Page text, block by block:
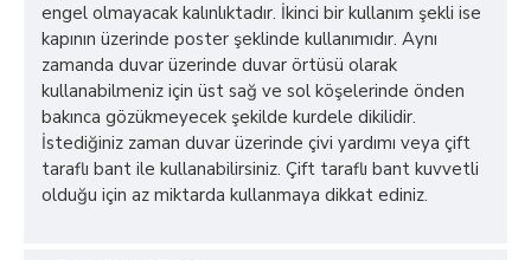
engel olmayacak kalınlıktadır. İkinci bir kullanım şekli ise
kapının üzerinde poster şeklinde kullanımıdır. Aynı
zamanda duvar üzerinde duvar örtüsü olarak
kullanabilmeniz için üst sağ ve sol köşelerinde önden
bakınca gözükmeyecek şekilde kurdele dikilidir.
İstediğiniz zaman duvar üzerinde çivi yardımı veya çift
taraflı bant ile kullanabilirsiniz. Çift taraflı bant kuvvetli
olduğu için az miktarda kullanmaya dikkat ediniz.